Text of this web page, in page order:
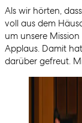
Als wir hörten,
voll aus dem
um unsere
Applaus. Damit
darüber gefreut.